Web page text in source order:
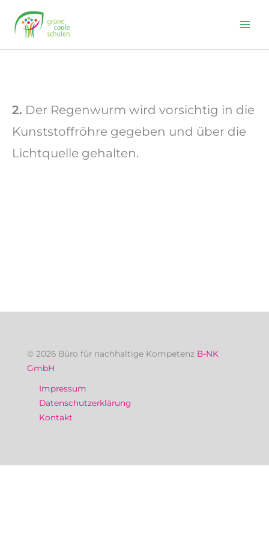
content
2. Der Regenwurm wird vorsichtig in die
Kunststoffröhre gegeben und über die
Lichtquelle gehalten.
© 2026 Büro für nachhaltige Kompetenz B-NK
GmbH
Impressum
Datenschutzerklärung
Kontakt